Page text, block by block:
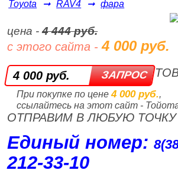
Toyota ➞ RAV4 ➞ фара
цена -4 444 руб.
с этого сайта -4 000 руб.
4 000 руб.
При покупке по цене4 000 руб.,
ссылайтесь на этот сайт -
ОТПРАВИМ В ЛЮБУЮ
Единый номер:
212‑33‑10